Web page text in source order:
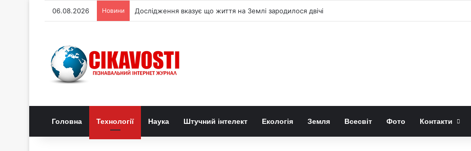
06.08.2026 Новини Дослідження вказує що життя на Землі зародилося двічі
Головна Технології Наука Штучний інтелект Екологія Земля Всесвіт Фото Контакти